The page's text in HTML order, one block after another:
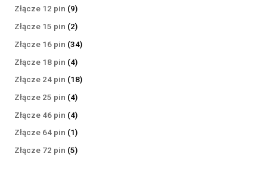
Złącze 12 pin 99
produktów
Złącze 15 pin 22
produkty
Złącze 16 pin 3434
Złącze 18 pin 44
produkty
Złącze 24 pin 1818
Złącze 25 pin 44
produkty
Złącze 46 pin 44
produkty
Złącze 64 pin 11
produkt
Złącze 72 pin 55